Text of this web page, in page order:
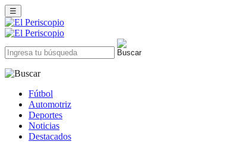
☰
Fútbol
Automotriz
Deportes
Noticias
Destacados